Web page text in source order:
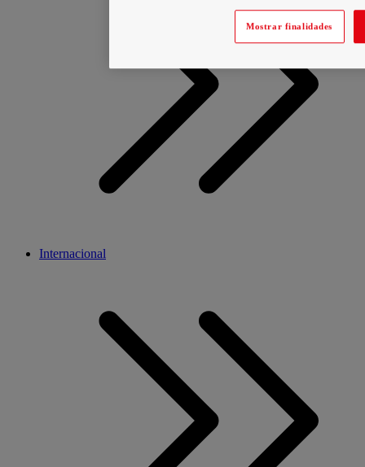
Internacional
Mostrar finalidades